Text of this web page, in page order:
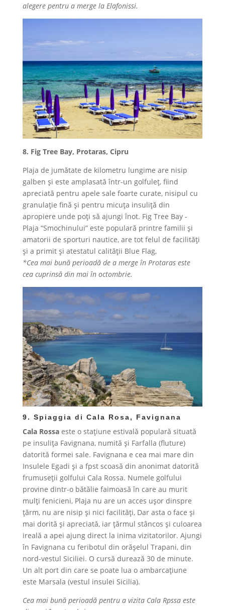
alegere pentru a merge la Elafonissi.
8. Fig Tree Bay, Protaras, Cipru
Plaja de jumătate de kilometru lungime are nisip
galben și este amplasată într-un golfuleț, fiind
apreciată pentru apele sale foarte curate, nisipul cu
granulație fină și pentru micuța insuliță din
apropiere unde poți să ajungi înot. Fig Tree Bay -
Plaja “Smochinului” este populară printre familii și
amatorii de sporturi nautice, are tot felul de facilități
și a primit și atestatul calității Blue Flag,
*Cea mai bună perioadă de a merge în Protaras este
cea cuprinsă din mai în octombrie.
9. Spiaggia di Cala Rosa, Favignana
Cala Rossaeste o stațiune estivală populară situată
pe insulița Favignana, numită și Farfalla (fluture)
datorită formei sale. Favignana e cea mai mare din
Insulele Egadi și a fpst scoasă din anonimat datorită
frumuseții golfului Cala Rossa. Numele golfului
provine dintr-o bătălie faimoasă în care au murit
mulți fenicieni, Plaja nu are un acces ușor dinspre
țărm, nu are nisip și nici facilități, Dar asta o face și
mai dorită și apreciată, iar țărmul stâncos și culoarea
ireală a apei ajung direct la inima vizitatorilor. Ajungi
în Favignana cu feribotul din orășelul Trapani, din
nord-vestul Siciliei. O cursă durează 30 de minute.
Un alt port din care se poate lua o ambarcațiune
este Marsala (vestul insulei Sicilia).
Cea mai bună perioadă pentru a vizita Cala Rpssa este